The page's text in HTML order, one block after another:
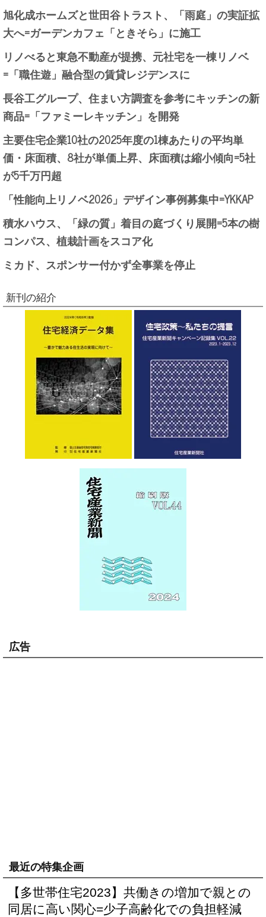
旭化成ホームズと世田谷トラスト、「雨庭」の実証拡
大へ=ガーデンカフェ「ときそら」に施工
リノべると東急不動産が提携、元社宅を一棟リノベ
=「職住遊」融合型の賃貸レジデンスに
長谷工グループ、住まい方調査を参考にキッチンの新
商品=「ファミーレキッチン」を開発
主要住宅企業10社の2025年度の1棟あたりの平均単
価・床面積、8社が単価上昇、床面積は縮小傾向=5社
が5千万円超
「性能向上リノベ2026」デザイン事例募集中=YKKAP
積水ハウス、「緑の質」着目の庭づくり展開=5本の樹
コンパス、植栽計画をスコア化
ミカド、スポンサー付かず全事業を停止
新刊の紹介
広告
最近の特集企画
【多世帯住宅2023】共働きの増加で親との
同居に高い関心=少子高齢化での負担軽減